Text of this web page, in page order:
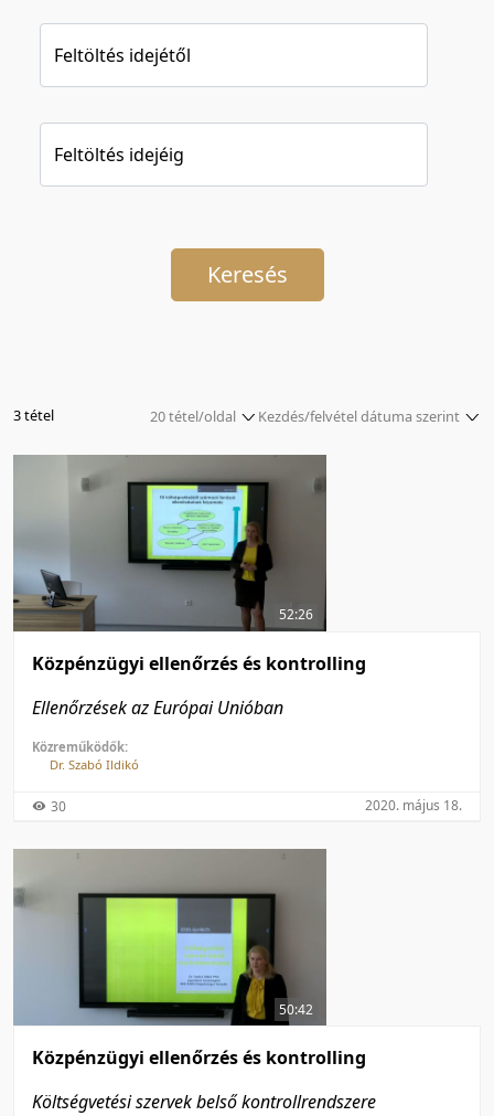
Feltöltés idejétől
Feltöltés idejéig
Keresés
Kezdés/felvétel dátuma szerint
Relevancia szerint
Kezdés/felvétel dátuma szerint
Feltöltés dátuma szerint
Feltöltés dátuma szerint
Utolsó módosítás szerint
Utolsó módosítás szerint
3 tétel
20 tétel/oldal
5 tétel/oldal
10 tétel/oldal
20 tétel/oldal
50 tétel/oldal
100 tétel/oldal
52:26
Közpénzügyi ellenőrzés és kontrolling
Ellenőrzések az Európai Unióban
Közreműködők:
Dr. Szabó Ildikó
30 2020. május 18.
50:42
Közpénzügyi ellenőrzés és kontrolling
Költségvetési szervek belső kontrollrendszere